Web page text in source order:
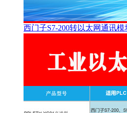
西门子S7-200转以太网通讯模